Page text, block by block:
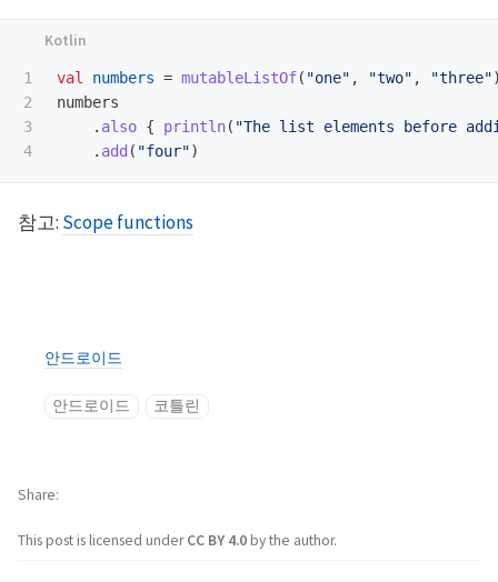
1
2
3
val numbers = mutableListOf( "one" , "two" , "three"
numbers
. also { println( "The list elements before
. add ( "four")
참고: Scope functions
안드로이드
안드로이드 코틀린
This post is licensed underCC BY 4.0by the author.
Share